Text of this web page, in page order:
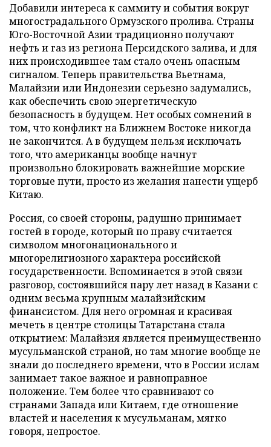
Добавили интереса к саммиту и события вокруг
многострадального Ормузского пролива. Страны
Юго-Восточной Азии традиционно получают
нефть и газ из региона Персидского залива, и для
них происходившее там стало очень опасным
сигналом. Теперь правительства Вьетнама,
Малайзии или Индонезии серьезно задумались,
как обеспечить свою энергетическую
безопасность в будущем. Нет особых сомнений в
том, что конфликт на Ближнем Востоке никогда
не закончится. А в будущем нельзя исключать
того, что американцы вообще начнут
произвольно блокировать важнейшие морские
торговые пути, просто из желания нанести ущерб
Китаю.
Россия, со своей стороны, радушно принимает
гостей в городе, который по праву считается
символом многонационального и
многорелигиозного характера российской
государственности. Вспоминается в этой связи
разговор, состоявшийся пару лет назад в Казани с
одним весьма крупным малайзийским
финансистом. Для него огромная и красивая
мечеть в центре столицы Татарстана стала
открытием: Малайзия является преимущественно
мусульманской страной, но там многие вообще не
знали до последнего времени, что в России ислам
занимает такое важное и равноправное
положение. Тем более что сравнивают со
странами Запада или Китаем, где отношение
властей и населения к мусульманам, мягко
говоря, непростое.